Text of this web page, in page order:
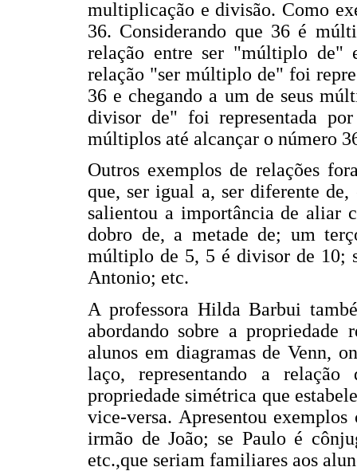
multiplicação e divisão. Como
36. Considerando que 36 é
relação entre ser "múltiplo
relação "ser múltiplo de" foi
36 e chegando a um de seus
divisor de" foi representada
múltiplos até alcançar o número
Outros exemplos de relações
que, ser igual a, ser diferente
salientou a importância de aliar
dobro de, a metade de; um
múltiplo de 5, 5 é divisor de 10;
Antonio; etc.
A professora Hilda Barbui
abordando sobre a propriedade
alunos em diagramas de Venn,
laço, representando a
propriedade simétrica que
vice-versa. Apresentou
irmão de João; se Paulo é
etc.,que seriam familiares aos